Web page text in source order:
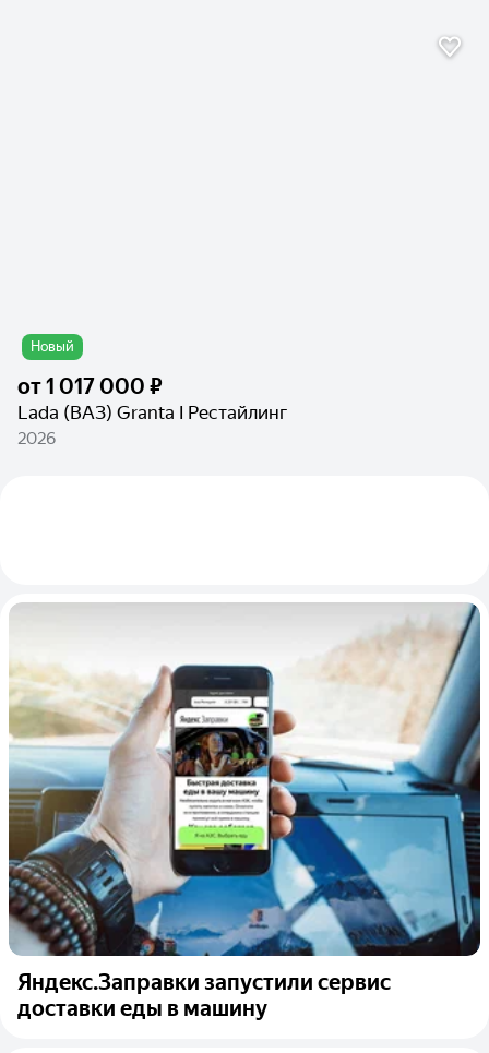
Новый
от1 017 000 ₽
Lada (ВАЗ) Granta I Рестайлинг
2026
Яндекс.Заправки запустили сервис
доставки еды в машину